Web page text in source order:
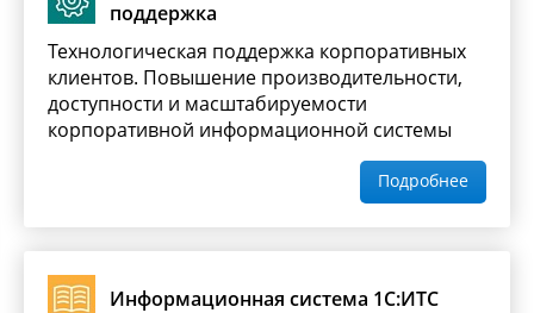
поддержка
Технологическая поддержка корпоративных
клиентов. Повышение производительности,
доступности и масштабируемости
корпоративной информационной системы
Подробнее
Информационная система 1С:ИТС